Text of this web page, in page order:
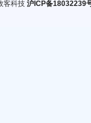
客科技 沪ICP备18032239